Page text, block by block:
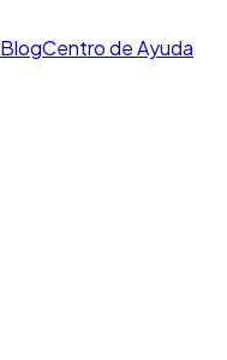
BlogCentro de Ayuda